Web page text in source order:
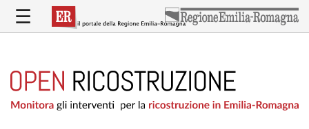
contenuto
RICOSTRUZIONE
PUBBLICA
☰